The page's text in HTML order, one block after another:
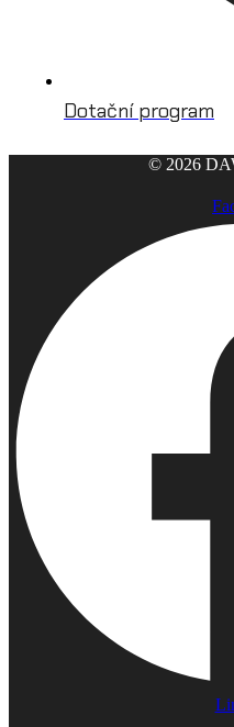
Dotační program
© 2026